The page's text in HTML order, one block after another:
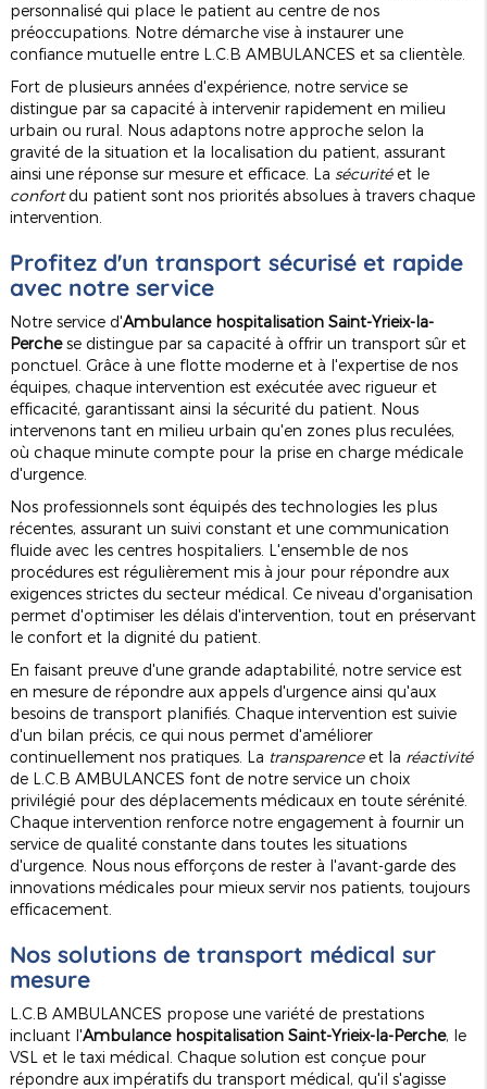
personnalisé qui place le patient au centre de nos
préoccupations. Notre démarche vise à instaurer une
confiance mutuelle entre L.C.B AMBULANCES et sa clientèle.
Fort de plusieurs années d'expérience, notre service se
distingue par sa capacité à intervenir rapidement en milieu
urbain ou rural. Nous adaptons notre approche selon la
gravité de la situation et la localisation du patient, assurant
ainsi une réponse sur mesure et efficace. La sécuritéet le
confortdu patient sont nos priorités absolues à travers chaque
intervention.
Profitez d'un transport sécurisé et rapide
avec notre service
Notre service d'Ambulance hospitalisation Saint-Yrieix-la-
Perchese distingue par sa capacité à offrir un transport sûr et
ponctuel. Grâce à une flotte moderne et à l'expertise de nos
équipes, chaque intervention est exécutée avec rigueur et
efficacité, garantissant ainsi la sécurité du patient. Nous
intervenons tant en milieu urbain qu'en zones plus reculées,
où chaque minute compte pour la prise en charge médicale
d'urgence.
Nos professionnels sont équipés des technologies les plus
récentes, assurant un suivi constant et une communication
fluide avec les centres hospitaliers. L'ensemble de nos
procédures est régulièrement mis à jour pour répondre aux
exigences strictes du secteur médical. Ce niveau d'organisation
permet d'optimiser les délais d'intervention, tout en préservant
le confort et la dignité du patient.
En faisant preuve d'une grande adaptabilité, notre service est
en mesure de répondre aux appels d'urgence ainsi qu'aux
besoins de transport planifiés. Chaque intervention est suivie
d'un bilan précis, ce qui nous permet d'améliorer
continuellement nos pratiques. La transparenceet la réactivité
de L.C.B AMBULANCES font de notre service un choix
privilégié pour des déplacements médicaux en toute sérénité.
Chaque intervention renforce notre engagement à fournir un
service de qualité constante dans toutes les situations
d'urgence. Nous nous efforçons de rester à l'avant-garde des
innovations médicales pour mieux servir nos patients, toujours
efficacement.
Nos solutions de transport médical sur
mesure
L.C.B AMBULANCES propose une variété de prestations
incluant l'Ambulance hospitalisation Saint-Yrieix-la-Perche, le
VSL et le taxi médical. Chaque solution est conçue pour
répondre aux impératifs du transport médical, qu'il s'agisse